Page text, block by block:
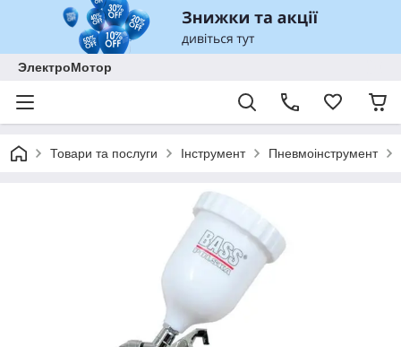
ЭлектроМотор
Товари та послуги Інструмент Пневмоінструмент